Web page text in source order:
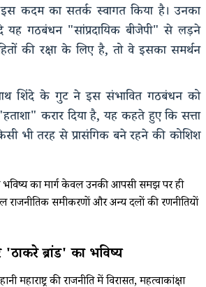
कदम का सतर्क स्वागत किया है। उनका
यह गठबंधन "सांप्रदायिक बीजेपी" से लड़ने
की रक्षा के लिए है, तो वे इसका समर्थन
शिंदे के गुट ने इस संभावित गठबंधन को
करार दिया है, यह कहते हुए कि सत्ता
भी तरह से प्रासंगिक बने रहने की कोशिश
का मार्ग केवल उनकी आपसी समझ पर ही
राजनीतिक समीकरणों और अन्य दलों की रणनीतियों
ब्रांड' का भविष्य
महाराष्ट्र की राजनीति में विरासत, महत्वाकांक्षा